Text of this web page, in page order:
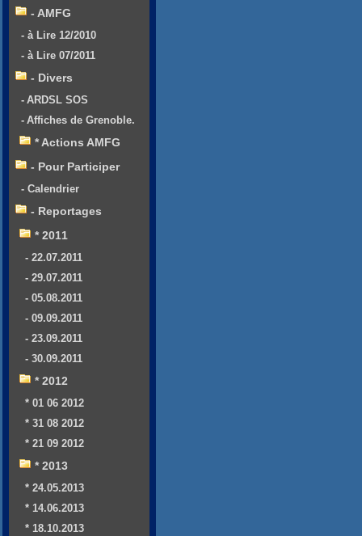
- AMFG
- à Lire 12/2010
- à Lire 07/2011
- Divers
- ARDSL SOS
- Affiches de Grenoble.
* Actions AMFG
- Pour Participer
- Calendrier
- Reportages
* 2011
- 22.07.2011
- 29.07.2011
- 05.08.2011
- 09.09.2011
- 23.09.2011
- 30.09.2011
* 2012
* 01 06 2012
* 31 08 2012
* 21 09 2012
* 2013
* 24.05.2013
* 14.06.2013
* 18.10.2013